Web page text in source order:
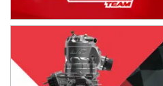
Ciudad de Trenque Lauquen (Asfalto)
Trenque Lauquen (Buenos Aires)
ENTRERRIANO - F6 (POSTERGADA)
Parque de la Velocidad (Asfalto)
Villaguay (Entre Ríos)